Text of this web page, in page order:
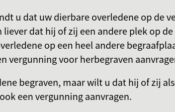
te
gebruiken.
Gebruik
de
enter-
u dat uw dierbare overledene op de
liever dat hij of zij een andere plek op
op een heel andere
vergunning voor herbegraven
begraven, maar wilt u dat hij of zij
een vergunning aanvragen.